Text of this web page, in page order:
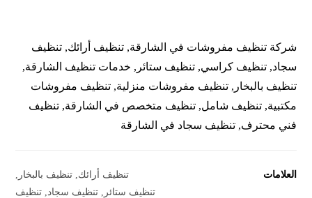
شركة تنظيف مفروشات في الشارقة, تنظيف أرائك, تنظيف
سجاد, تنظيف كراسي, تنظيف ستائر, خدمات تنظيف الشارقة,
تنظيف بالبخار, تنظيف مفروشات منزلية, تنظيف مفروشات
مكتبية, تنظيف شامل, تنظيف متخصص في الشارقة, تنظيف
فني محترف, تنظيف سجاد في الشارقة
العلامات تنظيف أرائك تنظيف بالبخار
تنظيف ستائر
تنظيف سجاد
تنظيف